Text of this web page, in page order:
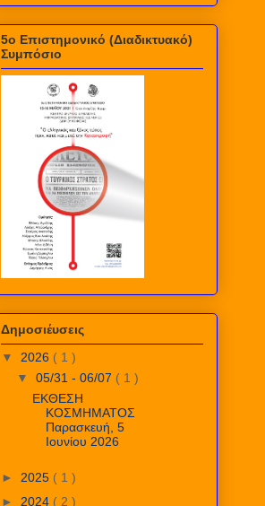
5ο Επιστημονικό (Διαδικτυακό)
Συμπόσιο
Δημοσιέυσεις
▼ 2026 ( 1 )
▼ 05/31 - 06/07 ( 1 )
ΕΚΘΕΣΗ
ΚΟΣΜΗΜΑΤΟΣ
Παρασκευή, 5
Ιουνίου 2026
► 2025 ( 1 )
► 2024 ( 2 )